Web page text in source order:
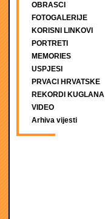
OBRASCI
FOTOGALERIJE
KORISNI LINKOVI
PORTRETI
MEMORIES
USPJESI
PRVACI HRVATSKE
REKORDI KUGLANA
VIDEO
Arhiva vijesti